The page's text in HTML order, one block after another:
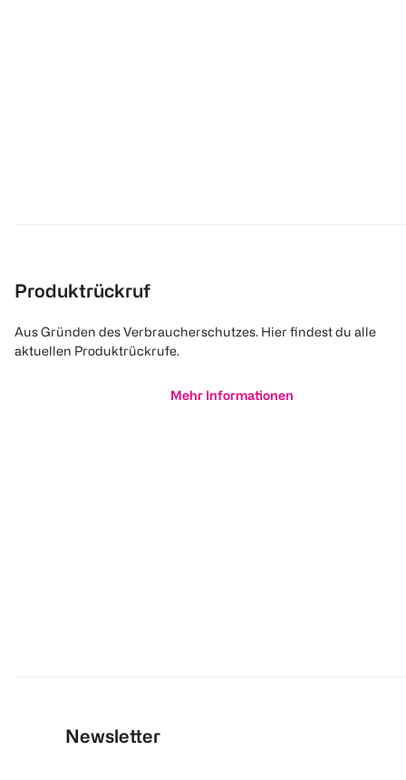
Produktrückruf
Aus Gründen des Verbraucherschutzes. Hier findest du alle
aktuellen Produktrückrufe.
Mehr Informationen
Newsletter